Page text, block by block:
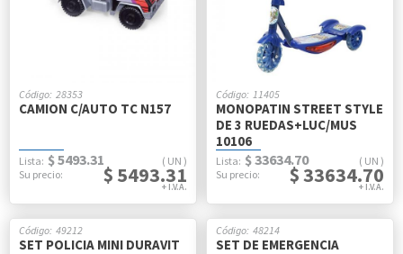
28353
CAMION C/AUTO TC N157
UN
$ 5493.31
$ 5493.31
11405
MONOPATIN STREET STYLE
DE 3 RUEDAS+LUC/MUS
10106
UN
$ 33634.70
$ 33634.70
49212
SET POLICIA MINI DURAVIT
48214
SET DE EMERGENCIA